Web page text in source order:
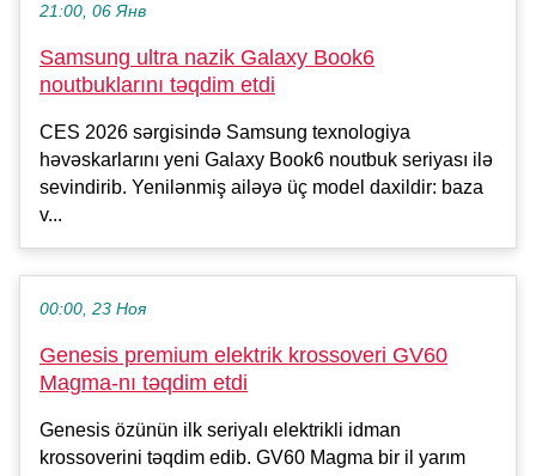
21:00, 06 Янв
Samsung ultra nazik Galaxy Book6
noutbuklarını təqdim etdi
CES 2026 sərgisində Samsung texnologiya
həvəskarlarını yeni Galaxy Book6 noutbuk seriyası ilə
sevindirib. Yenilənmiş ailəyə üç model daxildir: baza
v...
00:00, 23 Ноя
Genesis premium elektrik krossoveri GV60
Magma-nı təqdim etdi
Genesis özünün ilk seriyalı elektrikli idman
krossoverini təqdim edib. GV60 Magma bir il yarım